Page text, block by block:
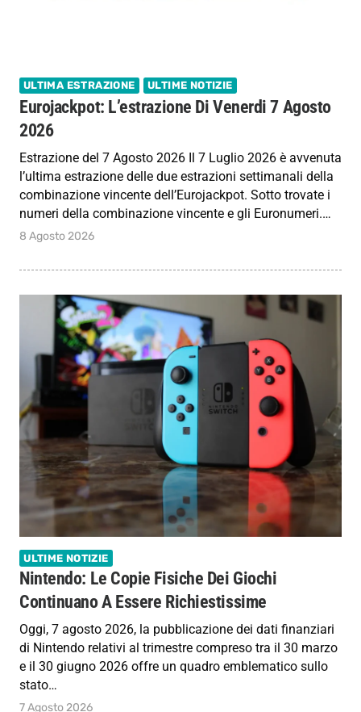
ULTIMA ESTRAZIONE ULTIME NOTIZIE
Eurojackpot: L’estrazione Di Venerdi 7 Agosto
2026
Estrazione del 7 Agosto 2026 Il 7 Luglio 2026 è avvenuta
l’ultima estrazione delle due estrazioni settimanali della
combinazione vincente dell’Eurojackpot. Sotto trovate i
numeri della combinazione vincente e gli Euronumeri.…
8 Agosto 2026
ULTIME NOTIZIE
Nintendo: Le Copie Fisiche Dei Giochi
Continuano A Essere Richiestissime
Oggi, 7 agosto 2026, la pubblicazione dei dati finanziari
di Nintendo relativi al trimestre compreso tra il 30 marzo
e il 30 giugno 2026 offre un quadro emblematico sullo
stato…
7 Agosto 2026